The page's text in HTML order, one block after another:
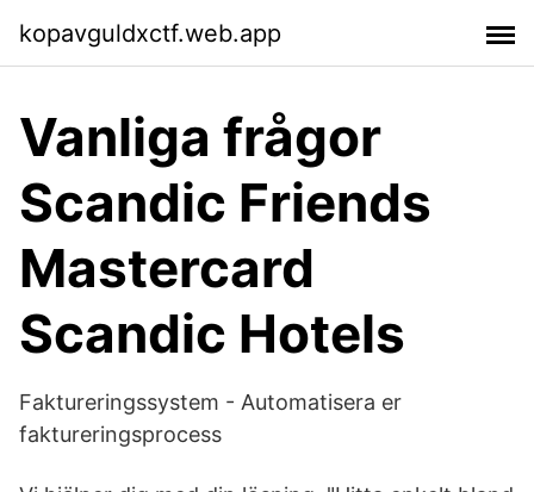
kopavguldxctf.web.app
Vanliga frågor
Scandic Friends
Mastercard
Scandic Hotels
Faktureringssystem - Automatisera er
faktureringsprocess